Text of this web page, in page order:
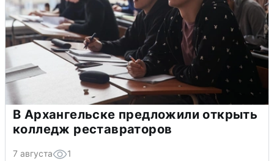
В Архангельске предложили открыть
колледж реставраторов
7 августа 1